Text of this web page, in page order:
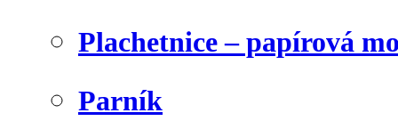
Plachetnice – papírová
Parník